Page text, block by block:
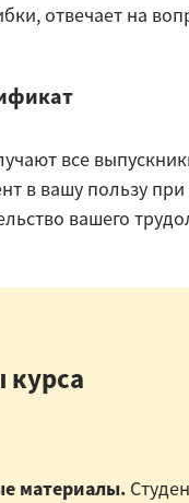
отвечает на
все
в вашу пользу
вашего
курса
материалы.